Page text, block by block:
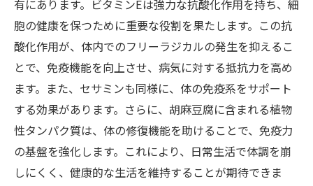
胡麻豆腐の栄養バランスが健康維持に最適
な理由
クリーミーな食感の胡麻豆腐に秘められた栄養
素
セサミンが胡麻豆腐の美味しさと健康を両
立させる
胡麻豆腐のクリーミーさを実現する栄養成
分
有にあります。ビタミンEは強力な抗酸化作用を持ち、細
胞の健康を保つために重要な役割を果たします。この抗
酸化作用が、体内でのフリーラジカルの発生を抑えるこ
とで、免疫機能を向上させ、病気に対する抵抗力を高め
ます。また、セサミンも同様に、体の免疫系をサポート
する効果があります。さらに、胡麻豆腐に含まれる植物
性タンパク質は、体の修復機能を助けることで、免疫力
の基盤を強化します。これにより、日常生活で体調を崩
しにくく、健康的な生活を維持することが期待できま